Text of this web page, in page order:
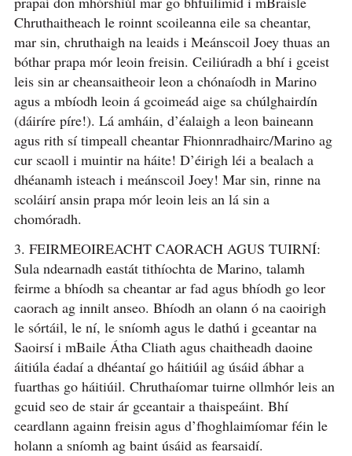
Chruthaitheach le roinnt scoileanna eile sa cheantar,
mar sin, chruthaigh na leaids i Meánscoil Joey thuas an
bóthar prapa mór leoin freisin. Ceiliúradh a bhí i gceist
leis sin ar cheansaitheoir leon a chónaíodh in Marino
agus a mbíodh leoin á gcoimeád aige sa chúlghairdín
(dáiríre píre!). Lá amháin, d’éalaigh a leon baineann
agus rith sí timpeall cheantar Fhionnradhairc/Marino ag
cur scaoll i muintir na háite! D’éirigh léi a bealach a
dhéanamh isteach i meánscoil Joey! Mar sin, rinne na
scoláirí ansin prapa mór leoin leis an lá sin a
chomóradh.
3. FEIRMEOIREACHT CAORACH AGUS TUIRNÍ:
Sula ndearnadh eastát tithíochta de Marino, talamh
feirme a bhíodh sa cheantar ar fad agus bhíodh go leor
caorach ag innilt anseo. Bhíodh an olann ó na caoirigh
le sórtáil, le ní, le sníomh agus le dathú i gceantar na
Saoirsí i mBaile Átha Cliath agus chaitheadh daoine
áitiúla éadaí a dhéantaí go háitiúil ag úsáid ábhar a
fuarthas go háitiúil. Chruthaíomar tuirne ollmhór leis an
gcuid seo de stair ár gceantair a thaispeáint. Bhí
ceardlann againn freisin agus d’fhoghlaimíomar féin le
holann a sníomh ag baint úsáid as fearsaidí.